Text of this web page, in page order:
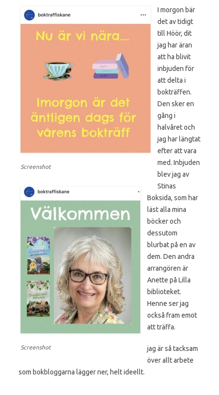
Screenshot
Screenshot
I morgon bär
det av tidigt
till Höör, dit
jag har äran
att ha blivit
inbjuden för
att delta i
bokträffen.
Den sker en
gång i
halvåret och
jag har längtat
efter att vara
med. Inbjuden
blev jag av
Stinas
Boksida, som har
läst alla mina
böcker och
dessutom
blurbat på en av
dem. Den andra
arrangören är
Anette på Lilla
biblioteket.
Henne ser jag
också fram emot
att träffa.
jag är så tacksam
över allt arbete
som bokbloggarna lägger ner, helt ideellt.